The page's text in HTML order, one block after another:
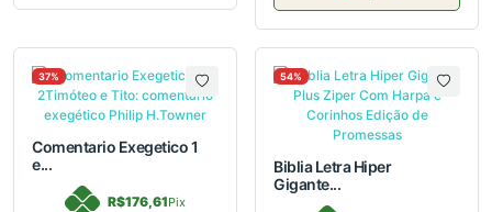
37%
Comentario Exegetico 1
e...
R$176,61Pix
54%
Biblia Letra Hiper
Gigante...